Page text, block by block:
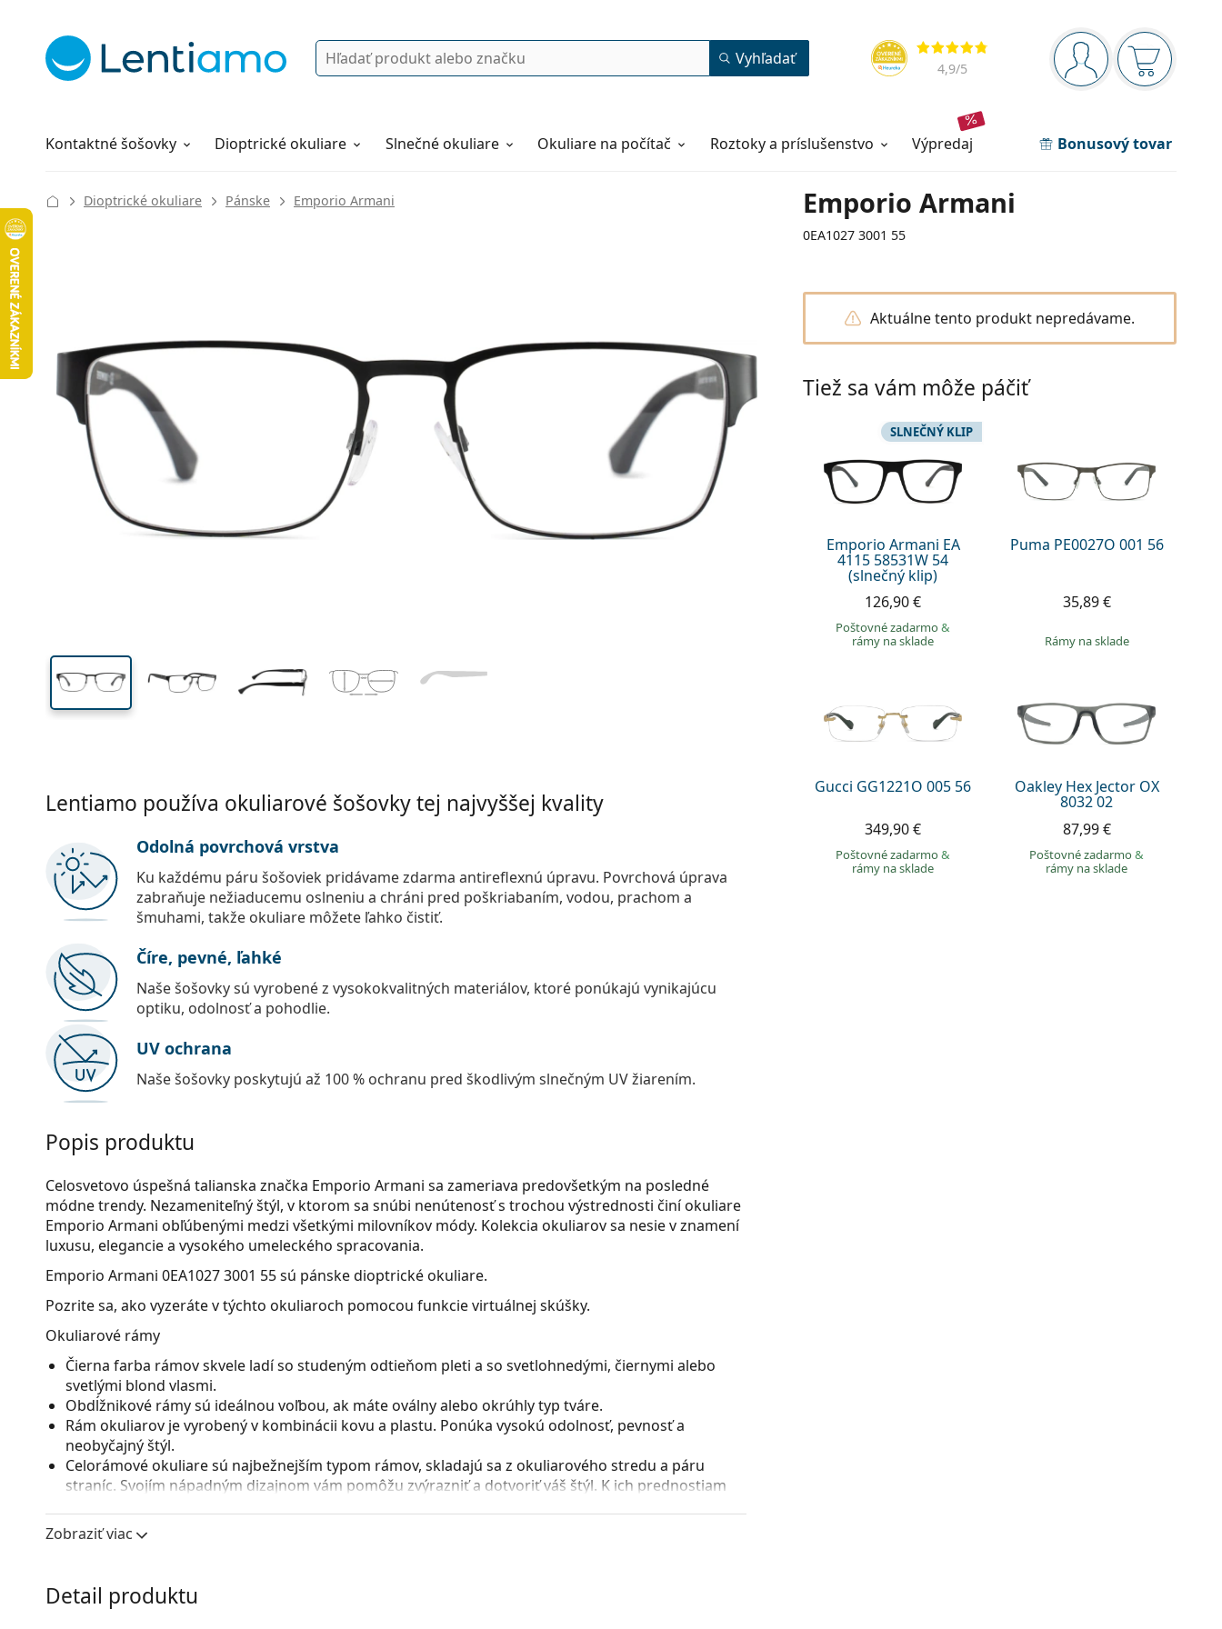
Navigačný panel
ste prihláseníNákupný
Hodnotenia
4,9/5
Vyhľadávanie Vyhľadať
Kontaktné šošovky
Roztoky Dioptrické okuliare Slnečné okuliare Okuliare na počítač Roztoky a príslušenstvo výpredaj Bonusový tovar
Všetko o nákupe
Emporio Armani
0EA1027 3001 55
Dioptrické okuliare Pánske Emporio Armani
37 mm
Výška očnice
55 mm
Šírka očnice
Šírka
mostíka
Aktuálne tento produkt nepredávame.
Tiež sa vám môže páčiť
Emporio Armani EA
4115 58531W 54
(slnečný klip)
SLNEČNÝ KLIP
126,90 €
Poštovné zadarmo&
rámy na sklade
Puma PE0027O 001 56
35,89 €
rámy na sklade
Gucci GG1221O 005 56
349,90 €
Poštovné zadarmo&
rámy na sklade
Oakley Hex Jector OX
8032 02
87,99 €
Poštovné zadarmo&
rámy na sklade
Lentiamo používa okuliarové šošovky tej najvyššej kvality
Odolná povrchová vrstva
Ku každému páru šošoviek pridávame zdarma antireflexnú úpravu. Povrchová úprava
zabraňuje nežiaducemu oslneniu a chráni pred poškriabaním, vodou, prachom a
šmuhami, takže okuliare môžete ľahko čistiť.
Číre, pevné, ľahké
Naše šošovky sú vyrobené z vysokokvalitných materiálov, ktoré ponúkajú vynikajúcu
optiku, odolnosť a pohodlie.
UV ochrana
Naše šošovky poskytujú až 100 % ochranu pred škodlivým slnečným UV žiarením.
Popis produktu
Celosvetovo úspešná talianska značka Emporio Armani sa zameriava predovšetkým na posledné
módne trendy. Nezameniteľný štýl, v ktorom sa snúbi nenútenosť s trochou výstrednosti činí okuliare
Emporio Armani obľúbenými medzi všetkými milovníkov módy. Kolekcia okuliarov sa nesie v znamení
luxusu, elegancie a vysokého umeleckého spracovania.
Emporio Armani 0EA1027 3001 55sú pánske dioptrické okuliare.
Pozrite sa, ako vyzeráte v týchto okuliaroch pomocou funkcie virtuálnej skúšky.
Okuliarové rámy
Čierna farba rámov skvele ladí so studeným odtieňom pleti a so svetlohnedými, čiernymi alebo
svetlými blond vlasmi.
Obdĺžnikové rámy sú ideálnou voľbou, ak máte oválny alebo okrúhly typ tváre.
Rám okuliarov je vyrobený v kombinácii kovu a plastu. Ponúka vysokú odolnosť, pevnosť a
neobyčajný štýl.
Celorámové okuliare sú najbežnejším typom rámov, skladajú sa z okuliarového stredu a páru
straníc. Svojím nápadným dizajnom vám pomôžu zvýrazniť a dotvoriť váš štýl. K ich prednostiam
pred poškodením. Tento druh rámu je vhodný pre všetky typy okuliarových šošoviek, vrátane tých
s vyššou optickou mohutnosťou.
prispôsobia tvaru nosa a zaistia tak väčší komfort pri nosení. Nastavenie sedielok by mal vždy
vykonávať skúsený optik, aby neodbornou manipuláciou nedošlo k ich poškodeniu alebo
Zobraziť viac
Detail produktu